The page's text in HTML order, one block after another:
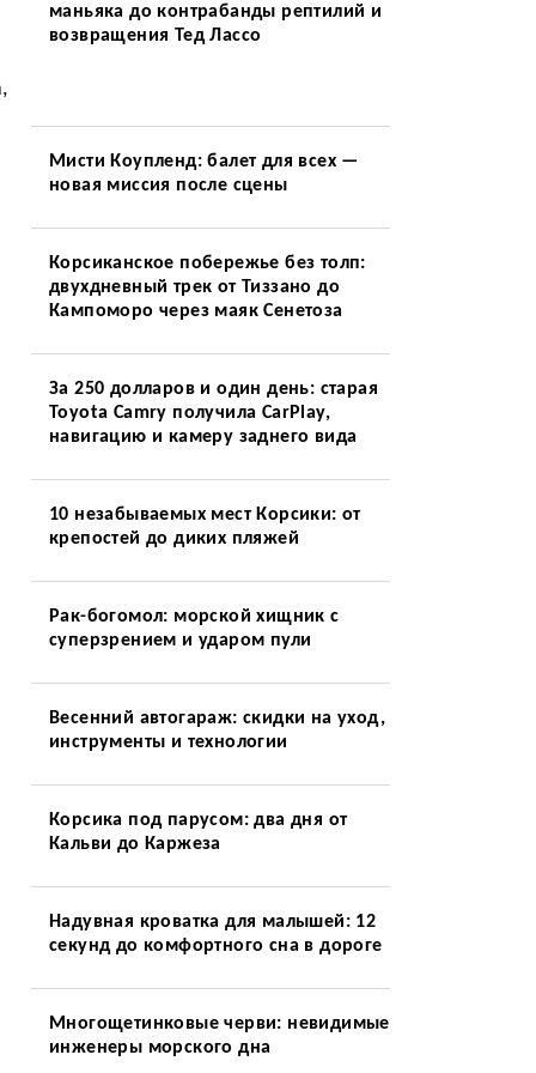
маньяка до контрабанды рептилий и
возвращения Тед Лассо
Мисти Коупленд: балет для всех —
новая миссия после сцены
Корсиканское побережье без толп:
двухдневный трек от Тиззано до
Кампоморо через маяк Сенетоза
За 250 долларов и один день: старая
Toyota Camry получила CarPlay,
навигацию и камеру заднего вида
10 незабываемых мест Корсики: от
крепостей до диких пляжей
Рак-богомол: морской хищник с
суперзрением и ударом пули
Весенний автогараж: скидки на уход,
инструменты и технологии
Корсика под парусом: два дня от
Кальви до Каржеза
Надувная кроватка для малышей: 12
секунд до комфортного сна в дороге
Многощетинковые черви: невидимые
инженеры морского дна